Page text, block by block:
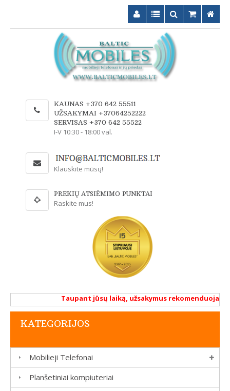
KAUNAS +370 642 55511
UŽSAKYMAI +37064252222
SERVISAS +370 642 55522
I-V 10:30 - 18:00 val.
Klauskite mūsų!
PREKIŲ ATSIĖMIMO PUNKTAI
Raskite mus!
Taupant jūsų laiką, užsakymus
KATEGORIJOS
Mobilieji Telefonai
Planšetiniai kompiuteriai